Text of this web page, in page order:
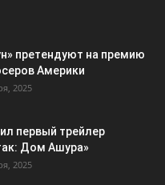
претендуют на премию
Америки
2025
первый трейлер
Дом Ашура»
2025